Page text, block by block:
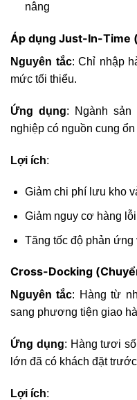
nâng
Áp dụng Just-In-Time
Nguyên tắc: Chỉ nhập
mức tối thiểu.
Ứng dụng: Ngành sản
nghiệp có nguồn cung
Lợi ích:
Giảm chi phí lưu kho
Giảm nguy cơ hàng
Tăng tốc độ phản
Cross-Docking
Nguyên tắc: Hàng từ
sang phương tiện giao
Ứng dụng: Hàng tươi
lớn đã có khách đặt
Lợi ích: